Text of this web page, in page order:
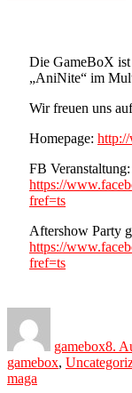
Die GameBoX ist
„AniNite“ im
Wir freuen uns
Homepage:
FB Veranstaltung:
https://
fref=ts
Aftershow Party
https://
fref=ts
gamebox8.
gamebox,
maga